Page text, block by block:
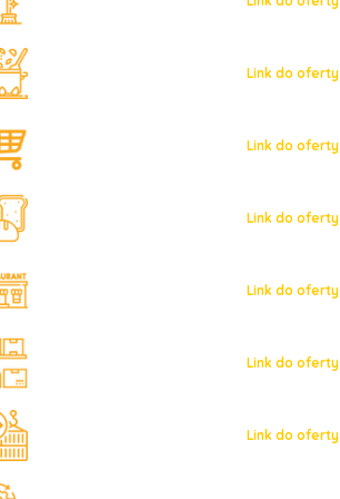
Link do oferty
Link do oferty
Link do oferty
Link do oferty
Link do oferty
Link do oferty